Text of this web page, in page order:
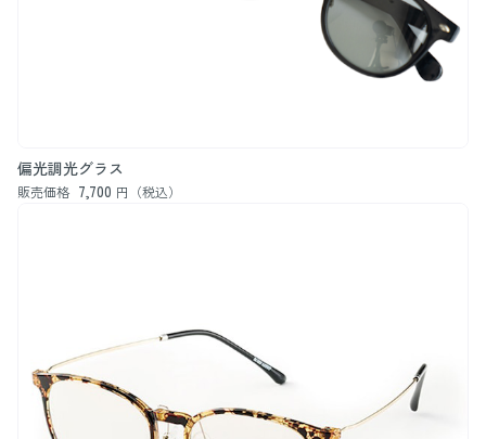
偏光調光グラス
販売価格 7,700 円（税込）